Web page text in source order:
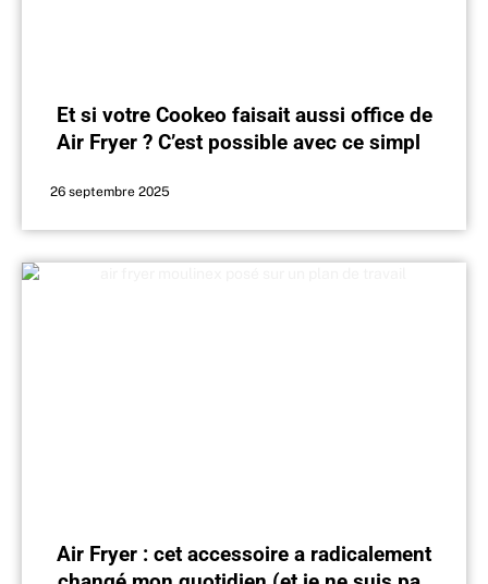
Et si votre Cookeo faisait aussi office de
Air Fryer ? C’est possible avec ce simple
26 septembre 2025
Air Fryer : cet accessoire a radicalement